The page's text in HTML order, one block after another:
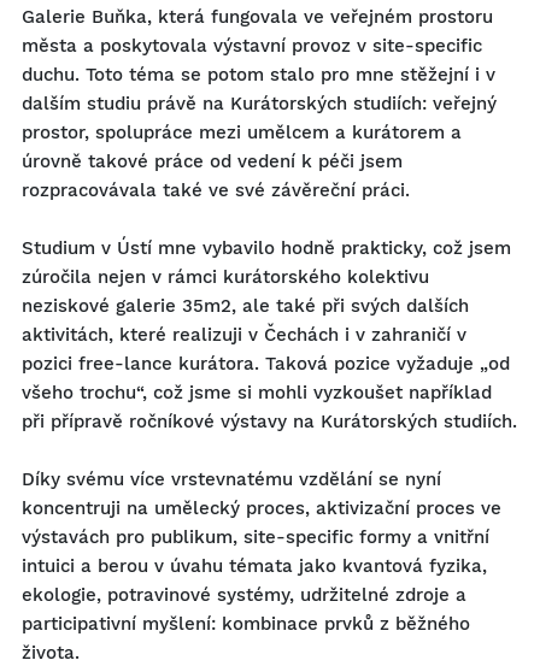
Galerie Buňka, která fungovala ve veřejném prostoru
města a poskytovala výstavní provoz v site-specific
duchu. Toto téma se potom stalo pro mne stěžejní i v
dalším studiu právě na Kurátorských studiích: veřejný
prostor, spolupráce mezi umělcem a kurátorem a
úrovně takové práce od vedení k péči jsem
rozpracovávala také ve své závěreční práci.
Studium v Ústí mne vybavilo hodně prakticky, což jsem
zúročila nejen v rámci kurátorského kolektivu
neziskové galerie 35m2, ale také při svých dalších
aktivitách, které realizuji v Čechách i v zahraničí v
pozici free-lance kurátora. Taková pozice vyžaduje „od
všeho trochu“, což jsme si mohli vyzkoušet například
při přípravě ročníkové výstavy na Kurátorských studiích.
Díky svému více vrstevnatému vzdělání se nyní
koncentruji na umělecký proces, aktivizační proces ve
výstavách pro publikum, site-specific formy a vnitřní
intuici a berou v úvahu témata jako kvantová fyzika,
ekologie, potravinové systémy, udržitelné zdroje a
participativní myšlení: kombinace prvků z běžného
života.